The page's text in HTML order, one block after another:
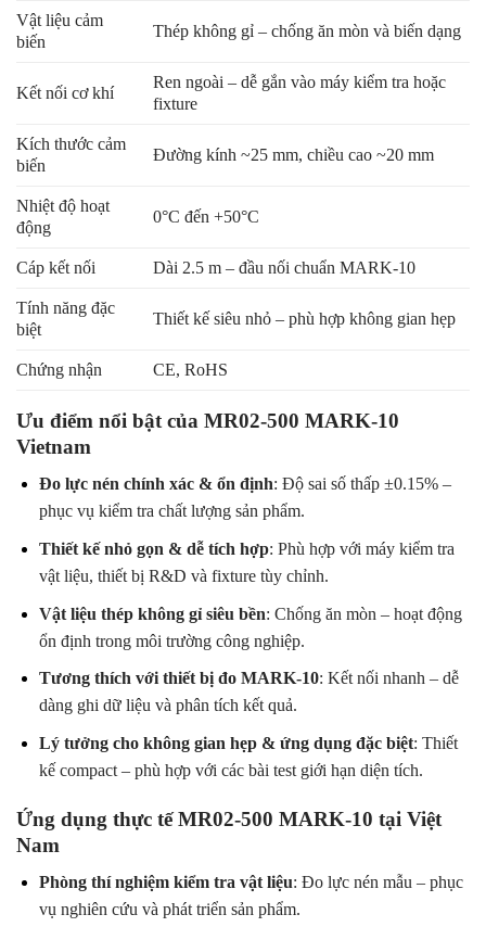
Vật liệu cảm
biến
Thép không gỉ – chống ăn mòn và biến dạng
Kết nối cơ khí
Ren ngoài – dễ gắn vào máy kiểm tra hoặc
fixture
Kích thước cảm
biến
Đường kính ~25 mm, chiều cao ~20 mm
Nhiệt độ hoạt
động
0°C đến +50°C
Cáp kết nối Dài 2.5 m – đầu nối chuẩn MARK-10
Tính năng đặc
biệt
Thiết kế siêu nhỏ – phù hợp không gian hẹp
Chứng nhận CE, RoHS
Ưu điểm nổi bật của MR02-500 MARK-10
Vietnam
Đo lực nén chính xác & ổn định: Độ sai số thấp ±0.15% –
phục vụ kiểm tra chất lượng sản phẩm.
Thiết kế nhỏ gọn & dễ tích hợp: Phù hợp với máy kiểm tra
vật liệu, thiết bị R&D và fixture tùy chỉnh.
Vật liệu thép không gỉ siêu bền: Chống ăn mòn – hoạt động
ổn định trong môi trường công nghiệp.
Tương thích với thiết bị đo MARK-10: Kết nối nhanh – dễ
dàng ghi dữ liệu và phân tích kết quả.
Lý tưởng cho không gian hẹp & ứng dụng đặc biệt: Thiết
kế compact – phù hợp với các bài test giới hạn diện tích.
Ứng dụng thực tế MR02-500 MARK-10 tại Việt
Nam
Phòng thí nghiệm kiểm tra vật liệu: Đo lực nén mẫu – phục
vụ nghiên cứu và phát triển sản phẩm.